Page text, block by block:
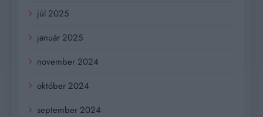
júl 2025
január 2025
november 2024
október 2024
september 2024